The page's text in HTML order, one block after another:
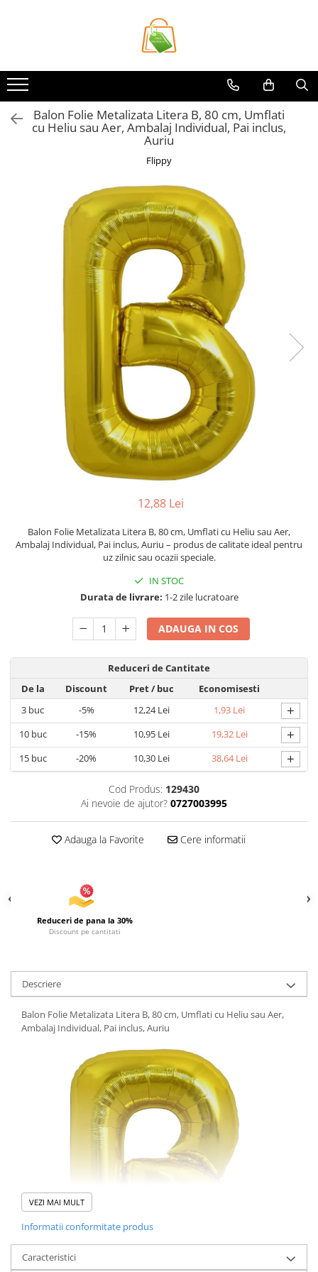
Casa si Bricolaj
Accesorii Birou si Consumabile
Articole pentru Animale
Dozatoare Condimente
Forme cuburi de gheata
Genti Termoizolante Mancare
Organizatoare si Depozitare
Organizatoare si Depozitare
Ustensile pentru Bucătărie
Ustensile pentru Bucătărie
Articole pentru Casa si Curatenie
Accesorii Ingrijire Casa
Cutii depozitare
Diverse Casa
Incalzire si climatizare
Maturi, Perii, Mopuri si Galeti
Perne Voiaj, Paturi si Textile
Produse ingrijire incaltaminte
Radiatoare si Seminee electrice
Tapet 3D Autoadeziv
Umidificatoare
Uscatoare si Standere Haine
Articole pentru Gradina si Bricolaj
Corpuri de iluminat
Lampi de veghe
Articole si, Echipamente pentru
Transport şi Ridicat
Pelerine, Umbrele si Accesorii
Videoproiectoare
Accesorii Auto
Accesorii Auto
Accesorii biciclete
Ochelari de Protecţie
Articole pentru Copii
Articole diverse pentru copii
Genti, Portofele, Penare
Ingrijire Unghii
Jucarii pentru copii
Markere si Set Desen
Markere si Set Desen
Scaune de masa bebe
Articole Petrecere
Balon Folie Metalizata Litera B, 80 cm, Umflati
cu Heliu sau Aer, Ambalaj Individual, Pai inclus,
Auriu
Flippy
12,88 Lei
Balon Folie Metalizata Litera B, 80 cm, Umflati cu Heliu sau Aer,
Ambalaj Individual, Pai inclus, Auriu – produs de calitate ideal pentru
uz zilnic sau ocazii speciale.
IN STOC
Durata de livrare: 1-2 zile lucratoare
ADAUGA IN COS
Reduceri de Cantitate
De la
Discount Pret/ buc
Economisesti
3 buc -5% 12,24 Lei 1,93 Lei +
10buc -15% 10,95 Lei 19,32 Lei +
15buc -20% 10,30 Lei 38,64 Lei +
Cod Produs: 129430
Ai nevoie de ajutor? 0727003995
Adauga la Favorite Cere informatii
Reduceri de pana la 30%
Discount pe cantitati
Descriere
Balon Folie Metalizata Litera B, 80 cm, Umflati cu Heliu sau Aer,
Ambalaj Individual, Pai inclus, Auriu
VEZI MAI MULT
Informatii conformitate produs
Caracteristici